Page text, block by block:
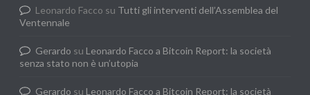
Leonardo Facco su Tutti gli interventi dell’Assemblea del
Ventennale
Gerardo su Leonardo Facco a Bitcoin Report: la società
senza stato non è un’utopia
Gerardo su Leonardo Facco a Bitcoin Report: la società